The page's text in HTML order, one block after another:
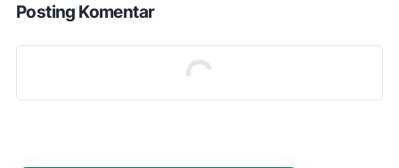
Posting Komentar